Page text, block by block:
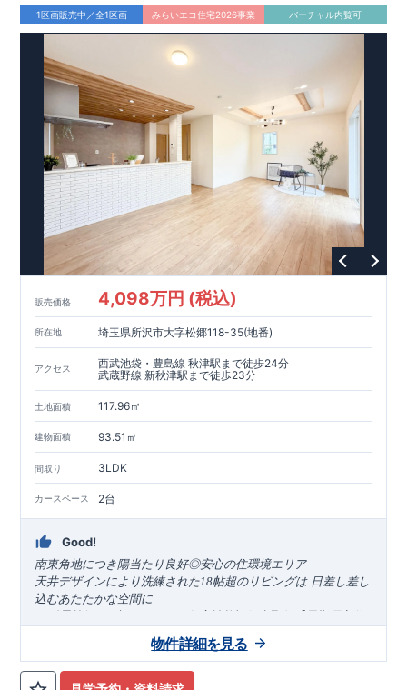
1区画販売中／全1区画 みらいエコ住宅2026事業 バーチャル内覧可
販売価格 4,098万円 (税込)
所在地 埼玉県所沢市大字松郷118-35(地番)
アクセス
西武池袋・豊島線 秋津駅まで徒歩24分
武蔵野線 新秋津駅まで徒歩23分
土地面積 117.96㎡
建物面積 93.51㎡
間取り 3LDK
カースペース 2台
Good!
南東角地につき陽当たり良好◎安心の住環境エリア
天井デザインにより洗練された18帖超のリビングは​ 日差し差し
込むあたたかな空間に
耐震等級 、省エネ 、住宅性能評価書取得【長期優良住
長期優良住宅認定物件で不動産取得税軽減、住宅ローン控除
●耐震等級3、省エネBELS、住宅性能評価書取得の安心な暮らし
円
物件詳細を見る